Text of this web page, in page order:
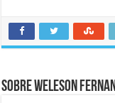
Sobre Weleson